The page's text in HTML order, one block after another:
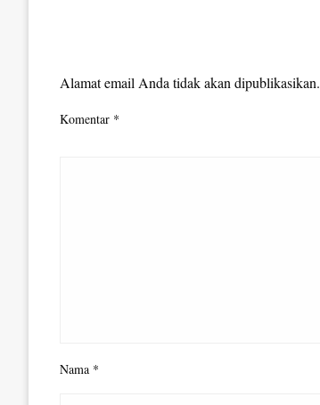
Alamat email Anda tidak akan dipublikasikan.
Komentar *
Nama *